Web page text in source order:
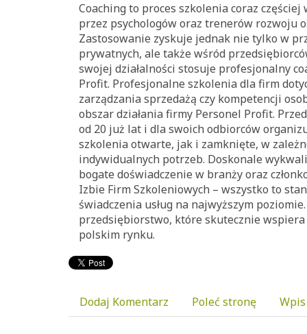
Coaching to proces szkolenia coraz
przez psychologów oraz trenerów rozwoju
Zastosowanie zyskuje jednak nie tylko w
prywatnych, ale także wśród
swojej działalności stosuje profesjonalny
Profit. Profesjonalne szkolenia dla firm
zarządzania sprzedażą czy kompetencji
obszar działania firmy Personel Profit.
od 20 już lat i dla swoich odbiorców
szkolenia otwarte, jak i zamknięte, w
indywidualnych potrzeb. Doskonale
bogate doświadczenie w branży oraz
Izbie Firm Szkoleniowych – wszystko to
świadczenia usług na najwyższym
przedsiębiorstwo, które skutecznie
polskim rynku.
Dodaj Komentarz Poleć stronę